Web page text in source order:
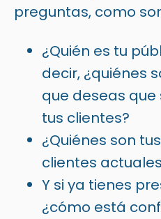
preguntas, como
¿Quién es tu
decir, ¿quiénes
que deseas
tus clientes?
¿Quiénes son
clientes
Y si ya tienes
¿cómo está